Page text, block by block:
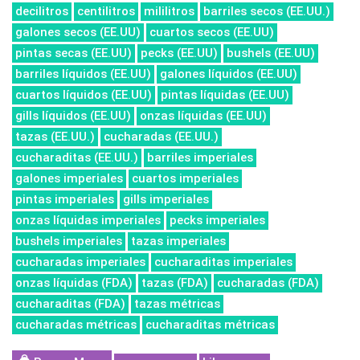
decilitros centilitros mililitros
barriles secos (EE.UU.)
galones secos (EE.UU)
cuartos secos (EE.UU)
pintas secas (EE.UU)
pecks (EE.UU)
bushels (EE.UU)
barriles líquidos (EE.UU)
galones líquidos (EE.UU)
cuartos líquidos (EE.UU)
pintas líquidas (EE.UU)
gills líquidos (EE.UU)
onzas líquidas (EE.UU)
tazas (EE.UU.)
cucharadas (EE.UU.)
cucharaditas (EE.UU.)
barriles imperiales
galones imperiales
cuartos imperiales
pintas imperiales
gills imperiales
onzas líquidas imperiales
pecks imperiales
bushels imperiales
tazas imperiales
cucharadas imperiales
cucharaditas imperiales
onzas líquidas (FDA)
tazas (FDA)
cucharadas (FDA)
cucharaditas (FDA)
tazas métricas
cucharadas métricas
cucharaditas métricas